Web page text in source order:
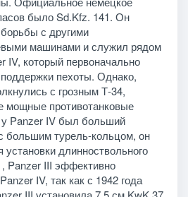
было Sd.Kfz. 141. Он
с другими
машинами и служил рядом
IV, который первоначально
пехоты. Однако,
с грозным Т-34,
мощные противотанковые
у Panzer IV был больший
большим турель-кольцом, он
длинноствольного
Panzer III эффективно
IV, так как с 1942 года